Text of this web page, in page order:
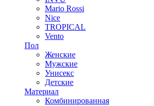
Mario Rossi
Nice
TROPICAL
Vento
Пол
Женские
Мужские
Унисекс
Детские
Материал
Комбинированная